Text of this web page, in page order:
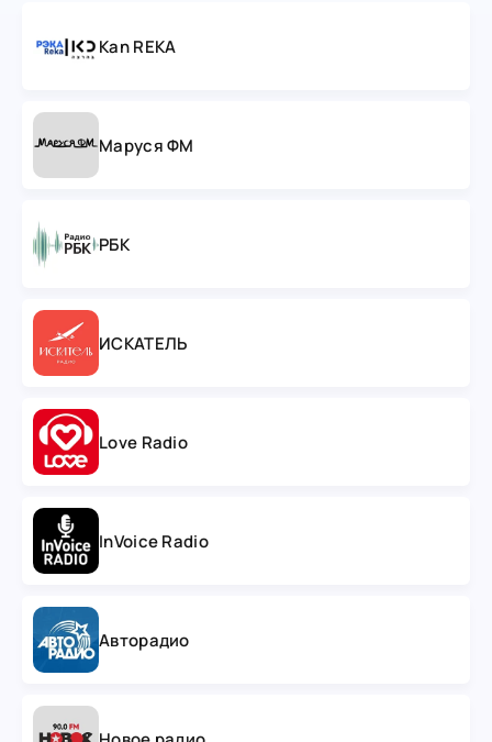
Kan REKA
Маруся ФМ
РБК
ИСКАТЕЛЬ
Love Radio
InVoice Radio
Авторадио